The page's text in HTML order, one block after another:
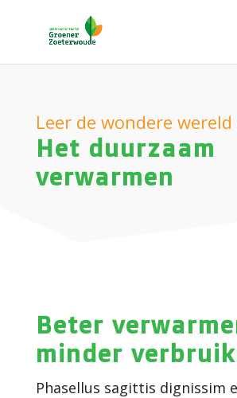
Leer de wondere wereld
Het duurzaam
verwarmen
Beter
minder
Phasellus sagittis dignissim